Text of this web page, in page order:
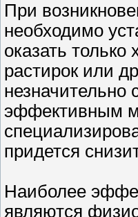
При
необходимо
оказать
растирок или
незначительно
эффективным
придется
Наиболее
являются